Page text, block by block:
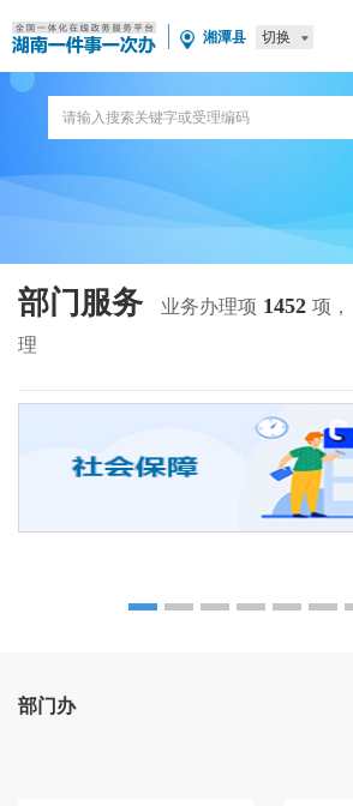
湘潭县 切换
部门服务 业务办理项 1452 项，
理
部门办